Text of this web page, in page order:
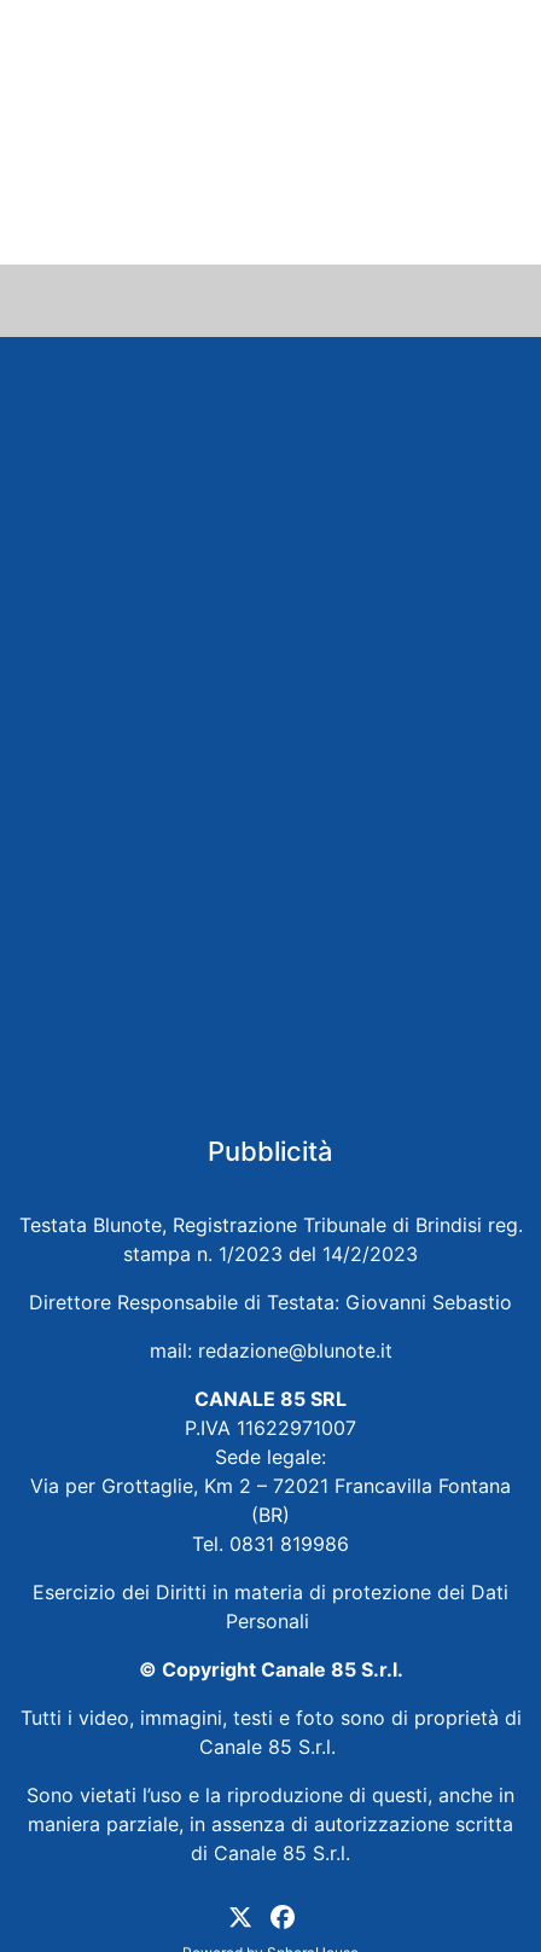
Pubblicità
Testata Blunote, Registrazione Tribunale di Brindisi reg.
stampa n. 1/2023 del 14/2/2023
Direttore Responsabile di Testata: Giovanni Sebastio
mail: redazione@blunote.it
CANALE 85 SRL
P.IVA 11622971007
Sede legale:
Via per Grottaglie, Km 2 – 72021 Francavilla Fontana
(BR)
Tel. 0831 819986
Esercizio dei Diritti in materia di protezione dei Dati
Personali
© Copyright Canale 85 S.r.l.
Tutti i video, immagini, testi e foto sono di proprietà di
Canale 85 S.r.l.
Sono vietati l’uso e la riproduzione di questi, anche in
maniera parziale, in assenza di autorizzazione scritta
di Canale 85 S.r.l.